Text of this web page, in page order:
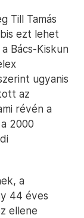
Till Tamás
ezt lehet
Bács-Kiskun
ugyanis
az
révén a
2000
a
44 éves
ellene